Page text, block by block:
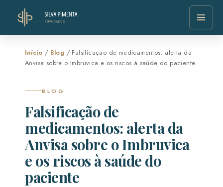
Início / Blog / Falsificação de medicamentos: alerta da
Anvisa sobre o Imbruvica e os riscos à saúde do paciente
BLOG
Falsificação de
medicamentos: alerta da
Anvisa sobre o Imbruvica
e os riscos à saúde do
paciente